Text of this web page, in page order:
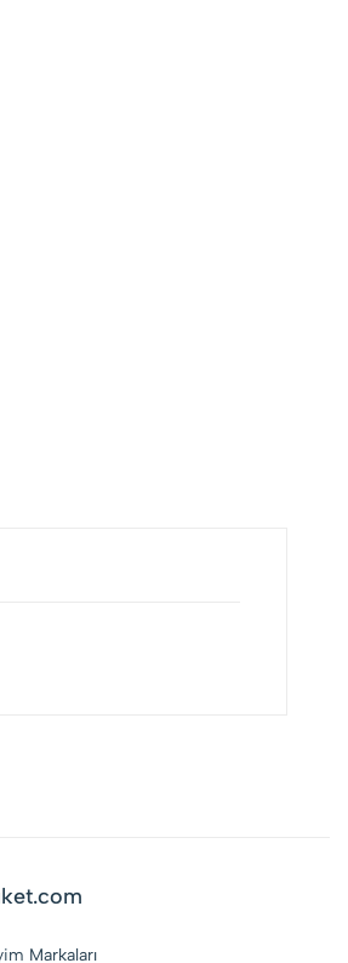
Markaları